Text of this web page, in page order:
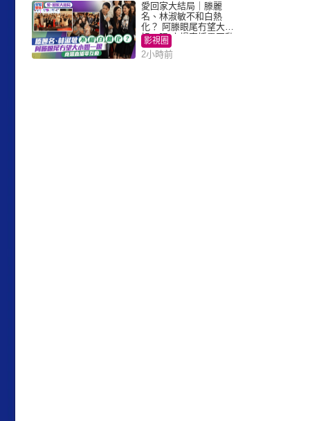
愛回家大結局｜滕麗
名、林淑敏不和白熱
化？ 阿滕眼尾冇望大小
姐一眼 商場直播零互動
影視圈
2小時前